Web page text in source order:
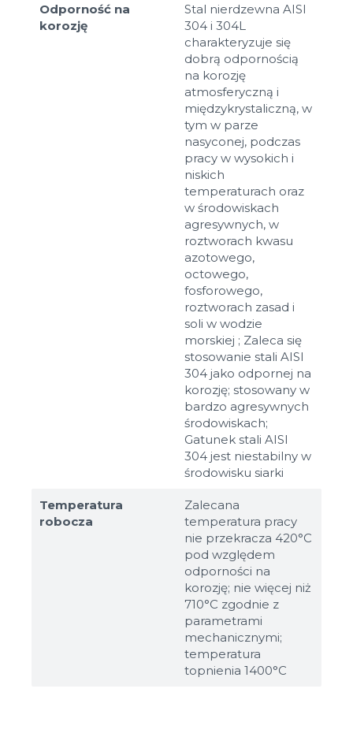
Odporność na
korozję
Stal nierdzewna AISI
304 i 304L
charakteryzuje się
dobrą odpornością
na korozję
atmosferyczną i
międzykrystaliczną, w
tym w parze
nasyconej, podczas
pracy w wysokich i
niskich
temperaturach oraz
w środowiskach
agresywnych, w
roztworach kwasu
azotowego,
octowego,
fosforowego,
roztworach zasad i
soli w wodzie
morskiej ; Zaleca się
stosowanie stali AISI
304 jako odpornej na
korozję; stosowany w
bardzo agresywnych
środowiskach;
Gatunek stali AISI
304 jest niestabilny w
środowisku siarki
Temperatura
robocza
Zalecana
temperatura pracy
nie przekracza 420°C
pod względem
odporności na
korozję; nie więcej niż
710°C zgodnie z
parametrami
mechanicznymi;
temperatura
topnienia 1400°C